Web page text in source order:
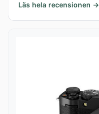
Läs hela recensionen →